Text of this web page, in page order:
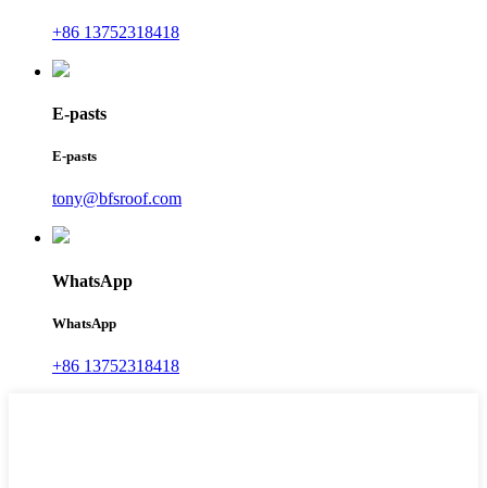
+86 13752318418
E-pasts
E-pasts
tony@bfsroof.com
WhatsApp
WhatsApp
+86 13752318418